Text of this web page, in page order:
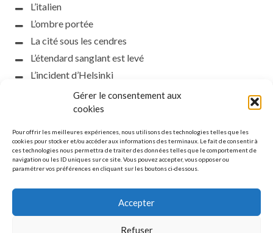
Gérer le consentement aux
cookies
Pour offrir les meilleures expériences, nous utilisons des technologies telles que les
cookies pour stocker et/ou accéder aux informations des terminaux. Le fait de consentir à
ces technologies nous permettra de traiter des données telles que le comportement de
navigation ou les ID uniques sur ce site. Vous pouvez accepter, vous opposer ou
paramétrer vos préférences en cliquant sur les boutons ci-dessous.
Accepter
Refuser
L’italien
L’ombre portée
La cité sous les cendres
L’étendard sanglant est levé
L’incident d’Helsinki
la petite fasciste
Toutes les nuances de la nuit
Que s’obscurcissent le soleil et la lumière
Le silence